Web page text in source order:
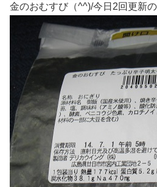
金のおむすび（^^)/今日2回更新